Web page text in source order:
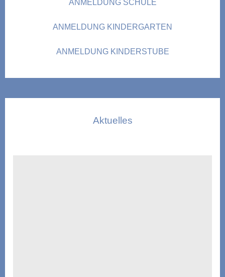
ANMELDUNG SCHULE
ANMELDUNG KINDERGARTEN
ANMELDUNG KINDERSTUBE
Aktuelles